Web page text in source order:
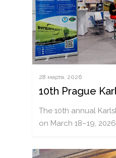
28 марта, 2026
10th Prague
The 10th annual
on March 18–19,